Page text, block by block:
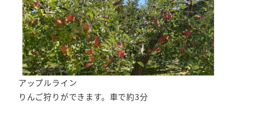
アップルライン
りんご狩りができます。車で約3分